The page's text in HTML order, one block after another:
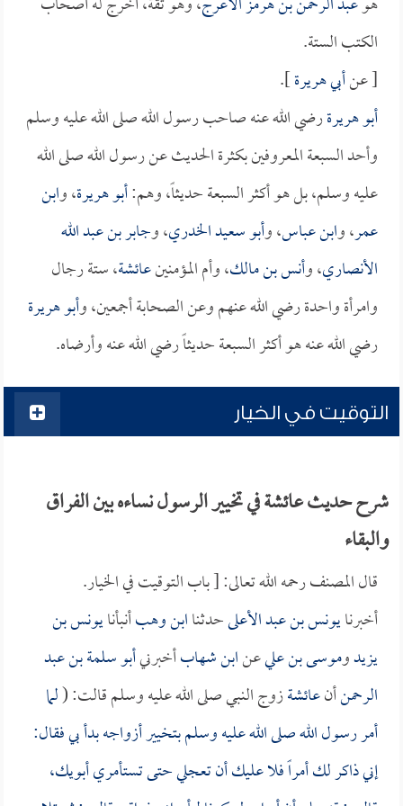
الكتب الستة.
[ عنأبي هريرة].
أبو هريرةرضي الله عنه صاحب رسول الله صلى الله عليه وسلم
وأحد السبعة المعروفين بكثرة الحديث عن رسول الله صلى الله
عليه وسلم، بل هو أكثر السبعة حديثاً، وهم:أبو هريرة، وابن
عمر، وابن عباس، وأبو سعيد الخدري، وجابر بن عبد الله
الأنصاري، وأنس بن مالك، وأم المؤمنينعائشة، ستة رجال
وامرأة واحدة رضي الله عنهم وعن الصحابة أجمعين، وأبو هريرة
رضي الله عنه هو أكثر السبعة حديثاً رضي الله عنه وأرضاه.
التوقيت في الخيار
شرح حديث عائشة في تخيير الرسول نساءه بين الفراق
والبقاء
قال المصنف رحمه الله تعالى: [ باب التوقيت في الخيار.
أخبرنايونس بن عبد الأعلىحدثناابن وهبأنبأنايونس بن
يزيدوموسى بن عليعنابن شهابأخبرنيأبو سلمة بن عبد
الرحمنأنعائشةزوج النبي صلى الله عليه وسلم قالت: (لما
أمر رسول الله صلى الله عليه وسلم بتخيير أزواجه بدأ بي فقال:
إني ذاكر لك أمراً فلا عليك أن تعجلي حتى تستأمري أبويك،